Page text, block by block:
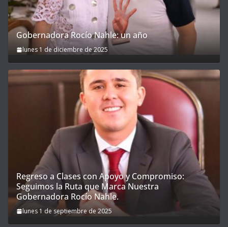
Gobernadora Rocío Nahle: un año
lunes 1 de diciembre de 2025
Regreso a Clases con Apoyo y Compromiso:
Seguimos la Ruta que Marca Nuestra
Gobernadora Rocío Nahle.
lunes 1 de septiembre de 2025